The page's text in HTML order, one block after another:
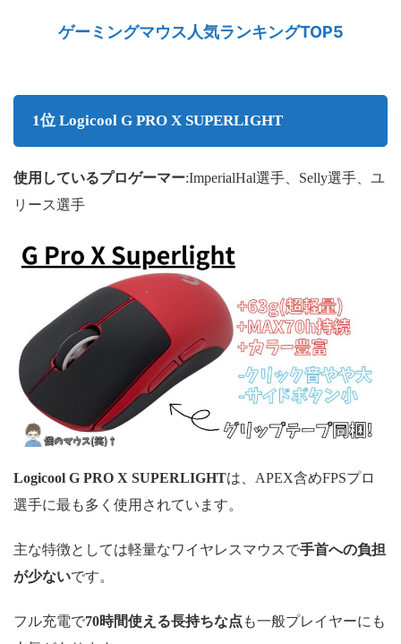
ゲーミングマウス人気ランキングTOP5
1位 Logicool G PRO X SUPERLIGHT
使用しているプロゲーマー:ImperialHal選手、Selly選手、ユ
リース選手
Logicool G PRO X SUPERLIGHTは、APEX含めFPSプロ
選手に最も多く使用されています。
主な特徴としては軽量なワイヤレスマウスで手首への負担
が少ないです。
フル充電で70時間使える長持ちな点 も一般プレイヤーにも